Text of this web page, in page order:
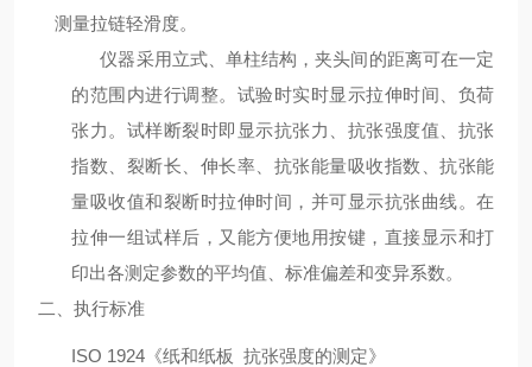
测量拉链轻滑度。
仪器采用立式、单柱结构，夹头间的距离可在一定
的范围内进行调整。试验时实时显示拉伸时间、负荷
张力。试样断裂时即显示抗张力、抗张强度值、抗张
指数、裂断长、伸长率、抗张能量吸收指数、抗张能
量吸收值和裂断时拉伸时间，并可显示抗张曲线。在
拉伸一组试样后，又能方便地用按键，直接显示和打
印出各测定参数的平均值、标准偏差和变异系数。
二、执行标准
ISO 1924 《纸和纸板 抗张强度的测定》